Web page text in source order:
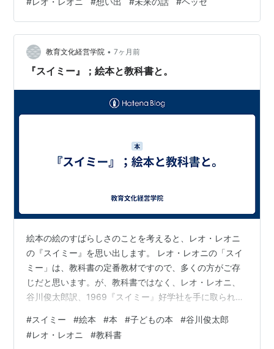
でほんと嬉しかったなぁ。 また必ず会いましょう。 ほん
とありがとう。 十八珈琲さん、 昨日もありがとうござい
ました。 木曜日、ヘッセの朝。 昨日がとても楽しくて、
たくさんの夢を見て目覚める。 幸せの余韻と共に。 さ
ぁ、、 …
教育文化経営学院 • 7ヶ月前
『スイミー』；絵本と教科書と。
絵本の絵のすばらしさのことを考えると、レオ・レオニ
の『スイミー』を思い出します。 レオ・レオニの「スイ
ミー」は、教科書の定番教材ですので、多くの方がご存
じだと思います。が、教科書ではなく、レオ・レオニ、
谷川俊太郎訳、1969『スイミー』好学社を手に取られた
んが翻訳されていることもあり、この作品の日本語は、
まさに詩的なもの。 どこかで谷川さんが書かれているの
#スイミー #絵本 #本 #子どもの本 #谷川俊太郎
#レオ・レオニ #教科書